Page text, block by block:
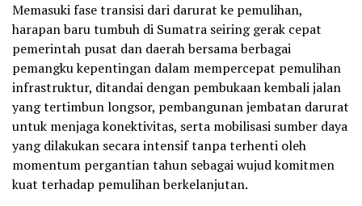
Memasuki fase transisi dari darurat ke pemulihan,
harapan baru tumbuh di Sumatra seiring gerak cepat
pemerintah pusat dan daerah bersama berbagai
pemangku kepentingan dalam mempercepat pemulihan
infrastruktur, ditandai dengan pembukaan kembali jalan
yang tertimbun longsor, pembangunan jembatan darurat
untuk menjaga konektivitas, serta mobilisasi sumber daya
yang dilakukan secara intensif tanpa terhenti oleh
momentum pergantian tahun sebagai wujud komitmen
kuat terhadap pemulihan berkelanjutan.